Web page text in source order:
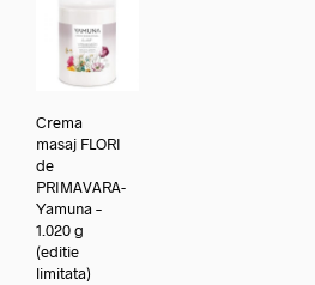
Crema
masaj FLORI
de
PRIMAVARA-
Yamuna –
1.020 g
(editie
limitata)